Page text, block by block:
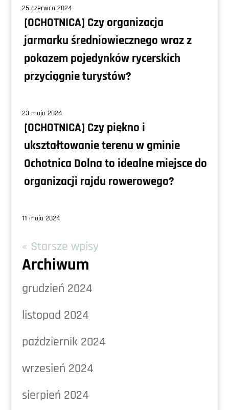
25 czerwca 2024
[OCHOTNICA] Czy organizacja
jarmarku średniowiecznego wraz z
pokazem pojedynków rycerskich
przyciągnie turystów?
23 maja 2024
[OCHOTNICA] Czy piękno i
ukształtowanie terenu w gminie
Ochotnica Dolna to idealne miejsce do
organizacji rajdu rowerowego?
11 maja 2024
« Starsze wpisy
Archiwum
grudzień 2024
listopad 2024
październik 2024
wrzesień 2024
sierpień 2024